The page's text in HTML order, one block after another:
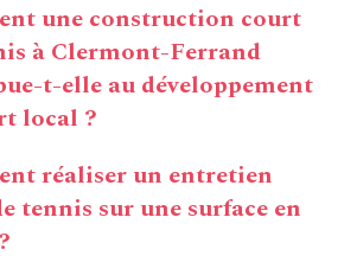
une construction court
à Clermont-Ferrand
t-elle au développement
local ?
réaliser un entretien
tennis sur une surface en